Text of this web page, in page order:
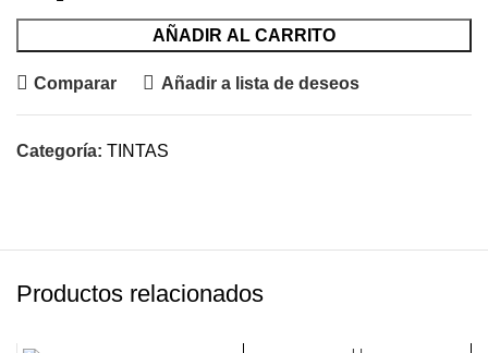
AÑADIR AL CARRITO
Comparar Añadir a lista de deseos
Categoría: TINTAS
Productos relacionados